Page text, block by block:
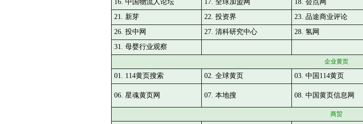
16. 中国物流人论坛
17. 全球加盟网 18. 会点网
21. 新芽
22. 投资界 23. 品途商业评论
26. 投中网
27. 清科研究中心 28. 氢网
31. 母婴行业观察
企业黄页
01. 114黄页搜索 02. 全球黄页 03. 中国114黄页
06. 星魂黄页网 07. 本地搜 08. 中国黄页信息网
商贸